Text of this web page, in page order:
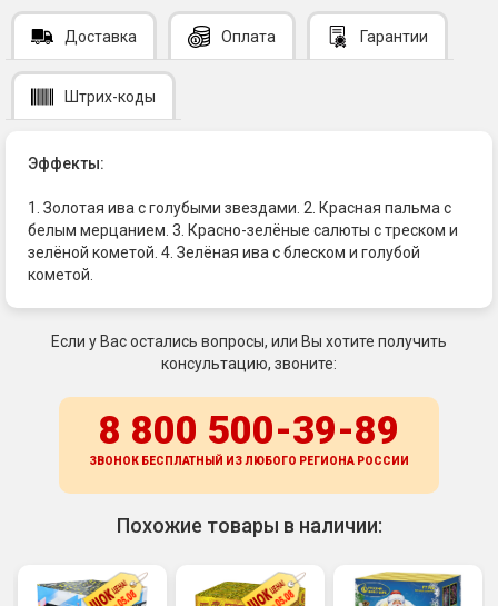
Доставка Оплата Гарантии
Штрих-коды
Эффекты:
1. Золотая ива с голубыми звездами. 2. Красная пальма с
белым мерцанием. 3. Красно-зелёные салюты с треском и
зелёной кометой. 4. Зелёная ива с блеском и голубой
кометой.
Если у Вас остались вопросы, или Вы хотите получить
консультацию, звоните:
8 800 500-39-89
ЗВОНОК БЕСПЛАТНЫЙ ИЗ ЛЮБОГО РЕГИОНА РОССИИ
Похожие товары в наличии: